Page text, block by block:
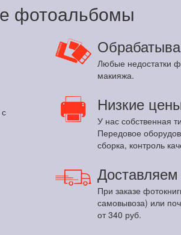
фотоальбомы
Любые недостатки
макияжа.
Низкие
У нас собственная
Передовое
сборка, контроль
При заказе
самовывоза) или
от 340 руб.